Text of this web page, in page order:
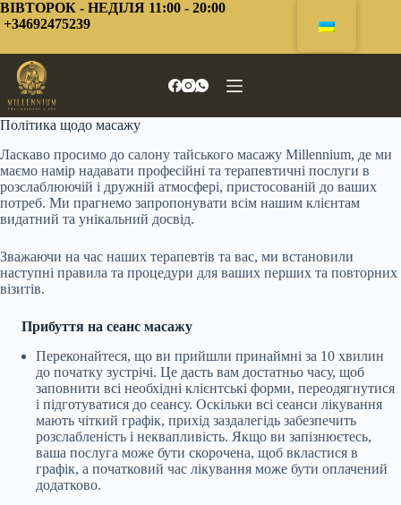
Перейти
до
ВІВТОРОК - НЕДІЛЯ 11:00 - 20:00
+34692475239
Політика щодо масажу
Ласкаво просимо до салону тайського масажу Millennium, де ми
маємо намір надавати професійні та терапевтичні послуги в
розслаблюючій і дружній атмосфері, пристосованій до ваших
потреб. Ми прагнемо запропонувати всім нашим клієнтам
видатний та унікальний досвід.
Зважаючи на час наших терапевтів та вас, ми встановили
наступні правила та процедури для ваших перших та повторних
візитів.
Прибуття на сеанс масажу
Переконайтеся, що ви прийшли принаймні за 10 хвилин
до початку зустрічі. Це дасть вам достатньо часу, щоб
заповнити всі необхідні клієнтські форми, переодягнутися
і підготуватися до сеансу. Оскільки всі сеанси лікування
мають чіткий графік, прихід заздалегідь забезпечить
розслабленість і неквапливість. Якщо ви запізнюєтесь,
ваша послуга може бути скорочена, щоб вкластися в
графік, а початковий час лікування може бути оплачений
додатково.